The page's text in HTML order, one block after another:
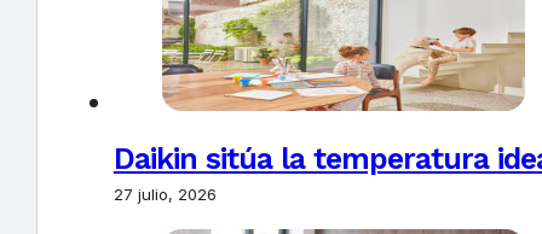
Daikin sitúa la temperatura
27 julio, 2026